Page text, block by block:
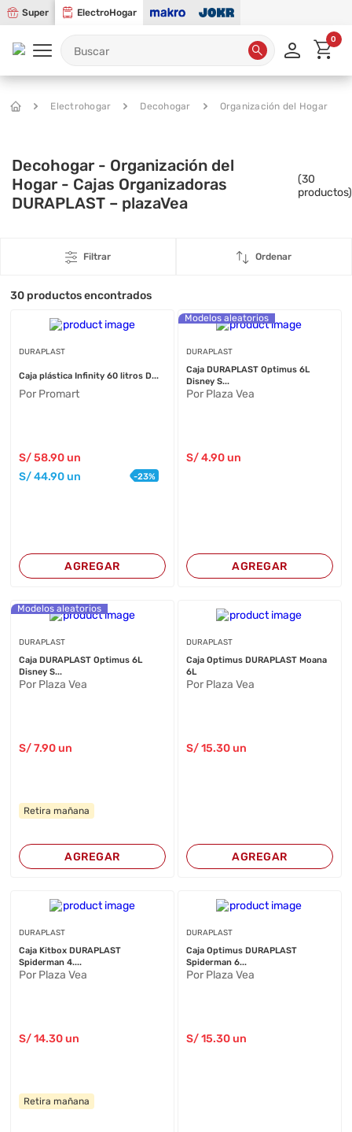
Super ElectroHogar
0
Electrohogar Decohogar Organización del Hogar
Decohogar - Organización del
Hogar - Cajas Organizadoras
DURAPLAST – plazaVea
(30
productos)
Filtrar Ordenar
30 productos encontrados
DURAPLAST
Caja plástica Infinity 60 litros D...
Por Promart
S/58.90 un
S/44.90 un -23%
AGREGAR
Modelos aleatorios
DURAPLAST
Caja DURAPLAST Optimus 6L
Disney S...
Por Plaza Vea
S/4.90un
AGREGAR
Modelos aleatorios
DURAPLAST
Caja DURAPLAST Optimus 6L
Disney S...
Por Plaza Vea
S/7.90 un
Retira mañana
AGREGAR
DURAPLAST
Caja Optimus DURAPLAST Moana
6L
Por Plaza Vea
S/15.30un
AGREGAR
DURAPLAST
Caja Kitbox DURAPLAST
Spiderman 4....
Por Plaza Vea
S/14.30 un
Retira mañana
DURAPLAST
Caja Optimus DURAPLAST
Spiderman 6...
Por Plaza Vea
S/15.30un